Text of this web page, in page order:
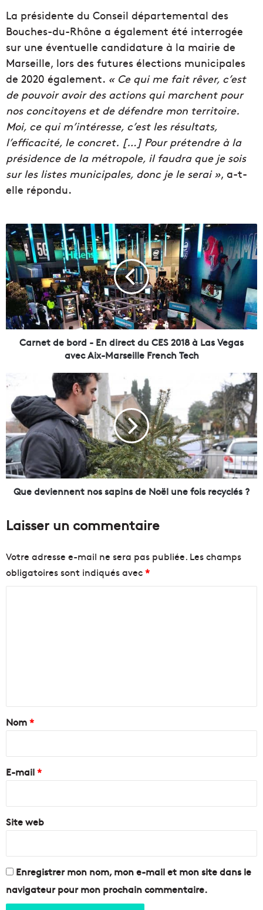
La présidente du Conseil départemental des
Bouches-du-Rhône a également été interrogée
sur une éventuelle candidature à la mairie de
Marseille, lors des futures élections municipales
de 2020 également. « Ce qui me fait rêver, c’est
de pouvoir avoir des actions qui marchent pour
nos concitoyens et de défendre mon territoire.
Moi, ce qui m’intéresse, c’est les résultats,
l’efficacité, le concret. […] Pour prétendre à la
présidence de la métropole, il faudra que je sois
sur les listes municipales, donc je le serai », a-t-
elle répondu.
C
a
r
n
e
t
d
e
b
E
n
d
i
r
e
c
t
E
0
1
8
a
v
e
A
i
x
M
a
r
e
i
l
Carnet de bord - En direct du CES 2018 à Las Vegas
avec Aix-Marseille French Tech
u
e
d
e
v
i
e
n
t
o
s
s
a
u
f
o
r
e
c
c
l
s
Que deviennent nos sapins de Noël une fois recyclés ?
Laisser un commentaire
Votre adresse e-mail ne sera pas publiée. Les champs
obligatoires sont indiqués avec*
a
r
e
Nom*
E-mail*
Site web
Enregistrer mon nom, mon e-mail et mon site dans le
navigateur pour mon prochain commentaire.